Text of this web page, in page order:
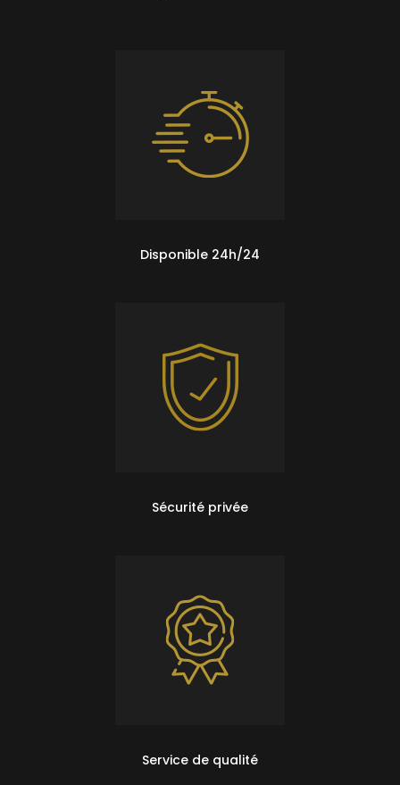
Disponible 24h/24
Sécurité privée
Service de qualité